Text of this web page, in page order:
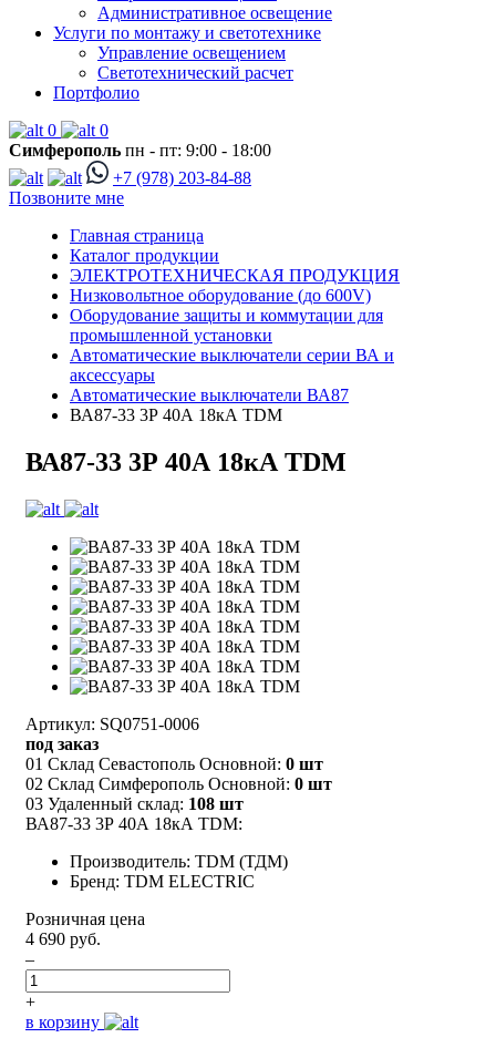
Административное освещение
Услуги по монтажу и светотехнике
Управление освещением
Светотехнический расчет
Портфолио
0
0
Симферополь пн - пт: 9:00 - 18:00
+7 (978) 203-84-88
Позвоните мне
Главная страница
Каталог продукции
ЭЛЕКТРОТЕХНИЧЕСКАЯ ПРОДУКЦИЯ
Низковольтное оборудование (до 600V)
Оборудование защиты и коммутации для
промышленной установки
Автоматические выключатели серии ВА и
аксессуары
Автоматические выключатели ВА87
ВА87-33 3Р 40А 18кА TDM
ВА87-33 3Р 40А 18кА TDM
Артикул: SQ0751-0006
под заказ
01 Склад Севастополь Основной: 0 шт
02 Склад Симферополь Основной: 0 шт
03 Удаленный склад: 108 шт
ВА87-33 3Р 40А 18кА TDM:
Производитель: TDM (ТДМ)
Бренд: TDM ELECTRIC
Розничная цена
4 690 руб.
–
+
в корзину